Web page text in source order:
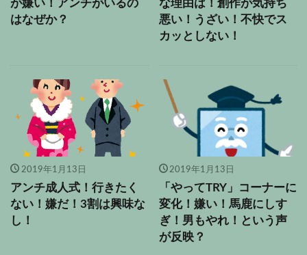
が嫌い！アンチがいるの
はなぜか？
な理由は！創作が気持ち
悪い！うざい！不快でス
カッとしない！
2019年1月13日
アンチ成人式！行きたく
ない！嫌だ！3割は興味な
し！
2019年1月13日
「やってTRY」コーナーに
変化！嫌い！馬鹿にしす
ぎ！男もやれ！という声
が反映？